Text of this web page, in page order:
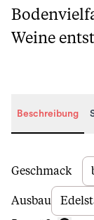
Weine
Beschreibung
Geschmack
Ausbau